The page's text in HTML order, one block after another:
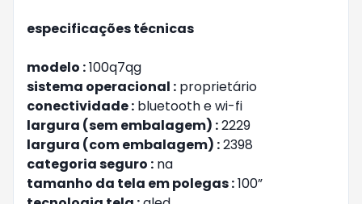
especificações técnicas
modelo :100q7qg
sistema operacional : proprietário
conectividade : bluetooth e wi-fi
largura (sem embalagem) :2229
largura (com embalagem) :2398
categoria seguro : na
tamanho da tela em polegas :100”